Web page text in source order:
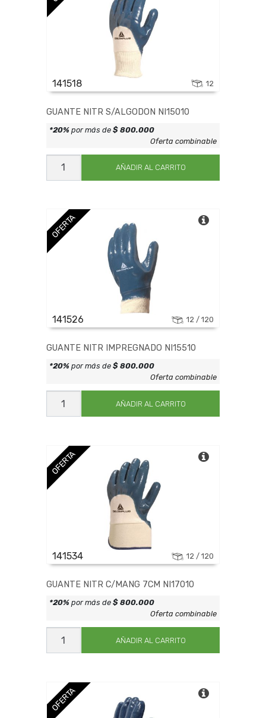
141518 12
GUANTE NITR S/ALGODON NI15010
GUANTE
NITR
AÑADIR AL CARRITO
*20%por más de $ 800.000
Oferta combinable
OFERTA
141526 12 / 120
GUANTE NITR IMPREGNADO NI15510
GUANTE
NITR
IMPREGNADO
AÑADIR AL CARRITO
*20%por más de $ 800.000
Oferta combinable
OFERTA
141534 12 / 120
GUANTE NITR C/MANG 7CM NI17010
GUANTE
NITR
C/MANG
AÑADIR AL CARRITO
*20%por más de $ 800.000
Oferta combinable
OFERTA